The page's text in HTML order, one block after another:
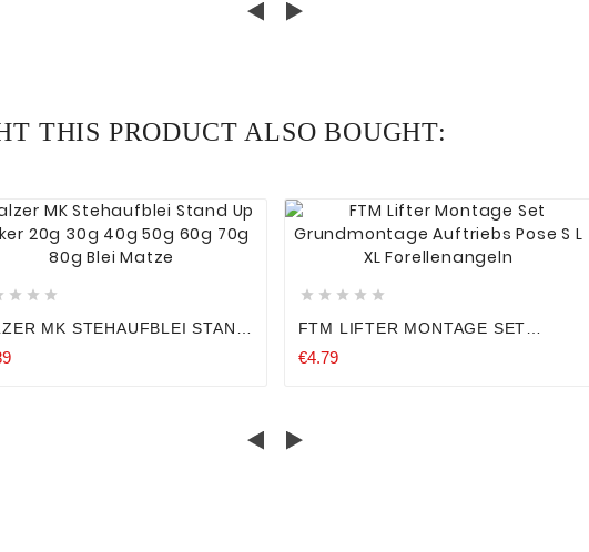
THIS PRODUCT ALSO BOUGHT:
   
  
MK STEHAUFBLEI STAND
80G BLEI MATZE
   
    
FTM LIFTER MONTAGE SET
POSE S L XL FORELLENANGELN
€4.79